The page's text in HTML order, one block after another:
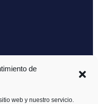
de
web y nuestro servicio.